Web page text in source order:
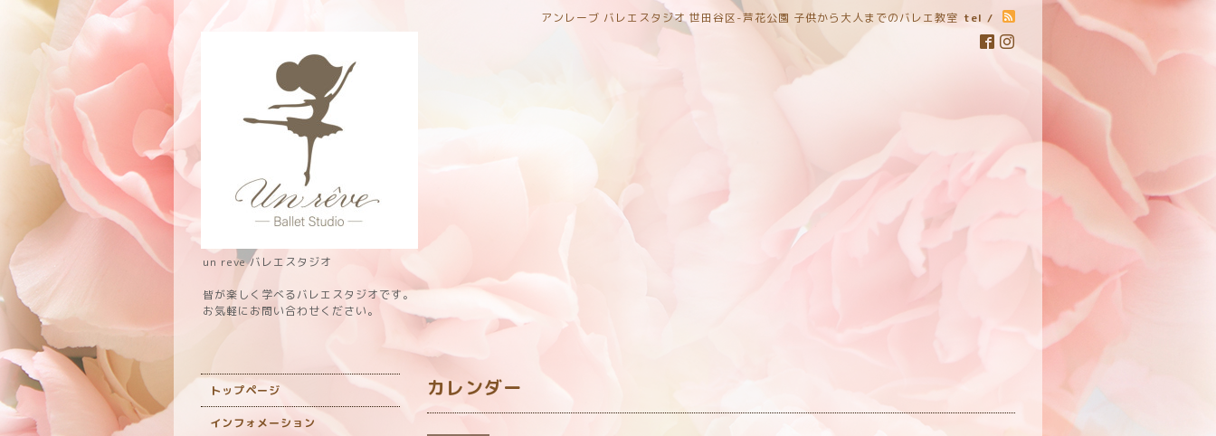
アンレーブ バレエスタジオ 世田谷区-芦花公園 子供から大人までのバレエ教室 tel /
un reve バレエスタジオ
皆が楽しく学べるバレエスタジオです。
お気軽にお問い合わせください。
カレンダー
トップページ
インフォメーション